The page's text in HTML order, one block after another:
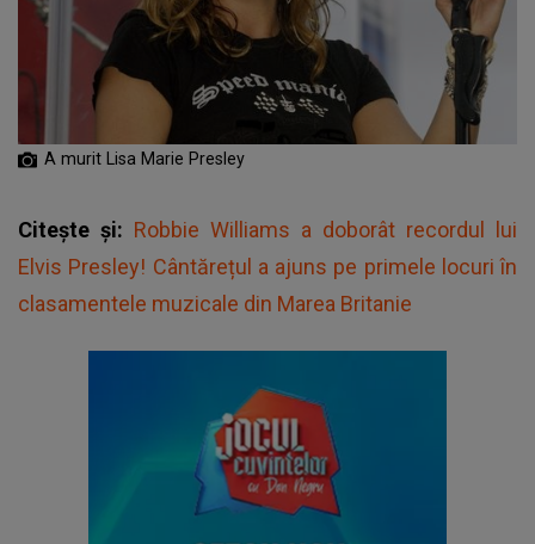
A murit Lisa Marie Presley
Citește și: Robbie Williams a doborât recordul lui
Elvis Presley! Cântărețul a ajuns pe primele locuri în
clasamentele muzicale din Marea Britanie